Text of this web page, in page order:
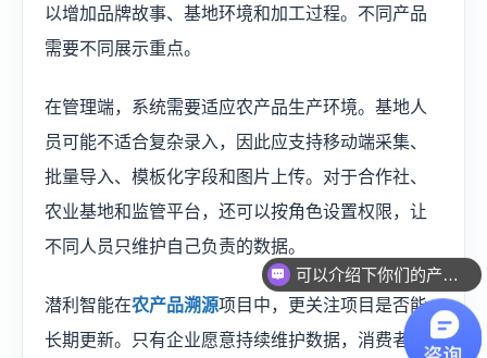
以增加品牌故事、基地环境和加工过程。不同产品
需要不同展示重点。
在管理端，系统需要适应农产品生产环境。基地人
员可能不适合复杂录入，因此应支持移动端采集、
批量导入、模板化字段和图片上传。对于合作社、
农业基地和监管平台，还可以按角色设置权限，让
不同人员只维护自己负责的数据。
潜利智能在农产品溯源项目中，更关注项目是否能
长期更新。只有企业愿意持续维护数据，消费者扫
可以介绍下你们的产品么？